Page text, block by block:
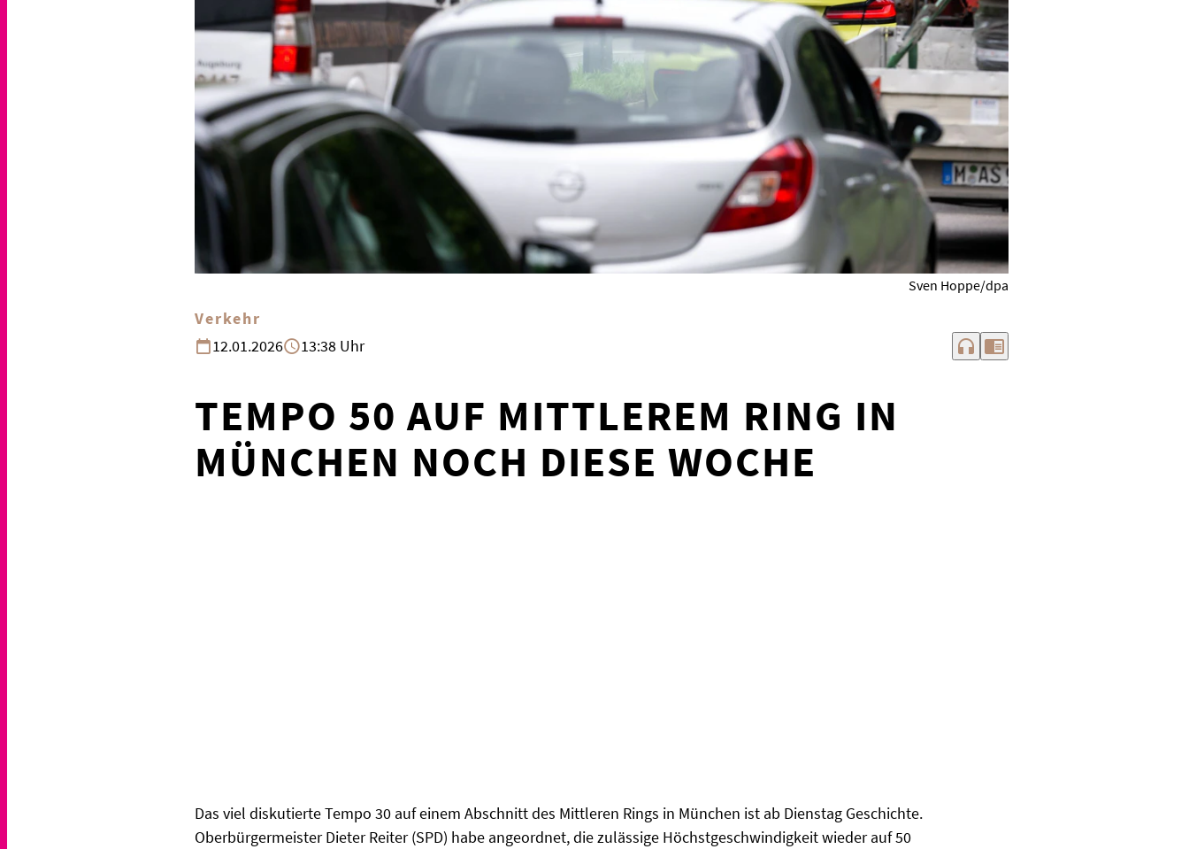
Sven Hoppe/dpa
Verkehr
12.01.2026
13:38 Uhr headphones chrome_reader_mode
TEMPO 50 AUF MITTLEREM RING IN
MÜNCHEN NOCH DIESE WOCHE
Das viel diskutierte Tempo 30 auf einem Abschnitt des Mittleren Rings in München ist ab Dienstag Geschichte.
Oberbürgermeister Dieter Reiter (SPD) habe angeordnet, die zulässige Höchstgeschwindigkeit wieder auf 50